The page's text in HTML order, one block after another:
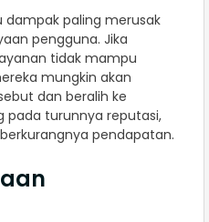
dampak paling merusak
pengguna. Jika
tidak mampu
mungkin akan
dan beralih ke
pada turunnya reputasi,
pendapatan.